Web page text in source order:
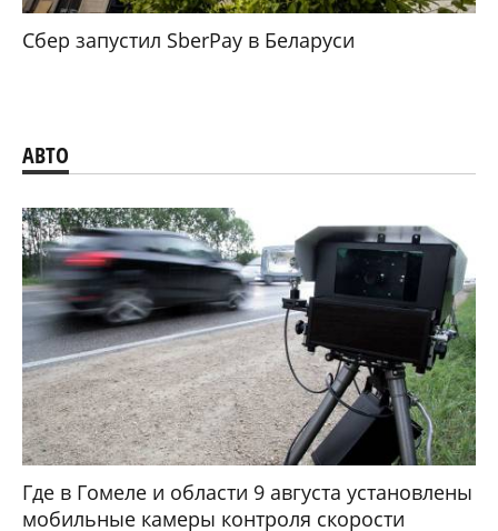
Сбер запустил SberPay в Беларуси
АВТО
Где в Гомеле и области 9 августа установлены
мобильные камеры контроля скорости